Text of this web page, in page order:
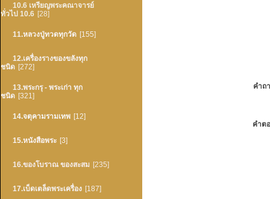
10.6 เหรียญพระคณาจารย์
ทั่วไป 10.6 [28]
11.หลวงปู่ทวดทุกวัด [155]
12.เครื่องรางของขลังทุก
ชนิด [272]
13.พระกรุ - พระเก่า ทุก
ชนิด [321]
14.จตุคามรามเทพ [12]
15.หนังสือพระ [3]
16.ของโบราณ ของสะสม [235]
17.เบ็ดเตล็ดพระเครื่อง [187]
คำถ
คำต